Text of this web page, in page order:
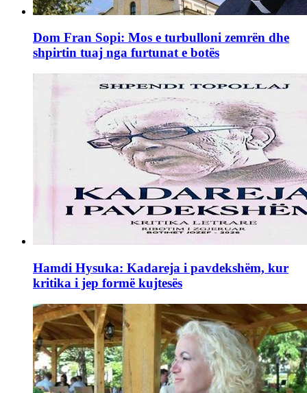
Dom Fran Sopi: Mos e turbulloni zemrën dhe
shpirtin tuaj nga furtunat e botës
Hamdi Hysuka: Kadareja i pavdekshëm, kur
kritika i jep formë kujtesës